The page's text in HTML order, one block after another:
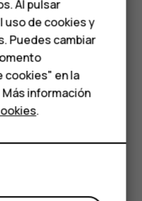
aplicaciones a la vez.
ACTUALIZAR
y juegos
libros con Google
Al pulsar
uso de cookies y
Puedes cambiar
en la
información
.